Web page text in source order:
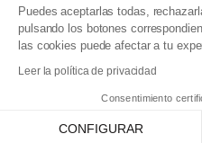
Puedes aceptarlas todas,
pulsando los botones
las cookies puede afectar a tu
Leer la política de privacidad
Consentimiento
CONFIGURAR
Política de gestión de
Condiciones
Declaración de